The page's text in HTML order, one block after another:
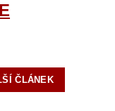
ČLÁNEK